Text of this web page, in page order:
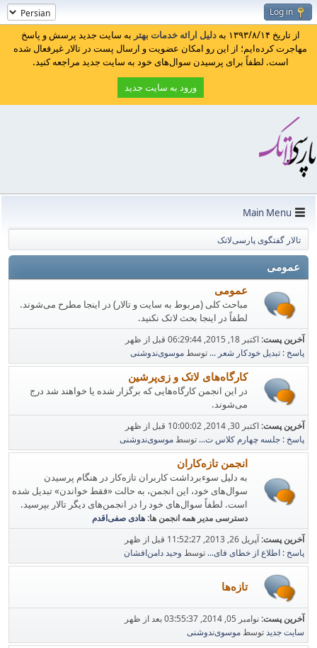
Log in
از تاریخ ۱۳۹۳/۸/۱۴ به دلیل ارائه خدمات بهتر به سایت جدید پرسش و پاسخ
مهاجرت کرده‌ایم؛ از این رو امکان عضویت و ارسال پست در تالار غیرفعال شده
است. لطفاً برای پرسیدن سوال‌های خود به سایت جدید مراجعه کنید.
ورود به سایت جدید
Main Menu
تالار گفتگوی پارسی‌لاتک
عمومی
عمومی
مباحث کلی (مربوط به سایت و تالار) در اینجا مطرح می‌شوند.
لطفاً در اینجا بحث لاتک نکنید.
آخرین پست:اکتبر 18, 2015, 06:29:44 قبل از ظهر
پاسخ : تبدیل خودکار شعر ... توسطموسوی‌ندوشنی
کارگاه‌های لاتک و زی‌پرشین
در این انجمن کارگاه‌هایی که برگزار شده یا خواهند شد درج
می‌شوند.
آخرین پست:اکتبر 30, 2014, 10:00:02 قبل از ظهر
پاسخ : جلسه چهارم کلاس ت... توسطموسوی‌ندوشنی
انجمن تازه‌کاران
به دلیل سوء‌برداشت کاربران تازه‌کار در هنگام پرسیدن
سوال‌های خود، این انجمن، به حالت «فقط خواندن» تبدیل شده
است. لطفاً سوال‌های خود را در انجمن‌های دیگر تالار بپرسید.
دسترسی مدیر همه انجمن ها:هادی صفی‌اقدم
آخرین پست:آپریل 26, 2013, 11:52:27 قبل از ظهر
پاسخ : اطلاع از خطای فای... توسط وحید دامن‌افشان
تازه‌ها
آخرین پست:نوامبر 05, 2014, 03:55:37 بعد از ظهر
سایت جدیدتوسطموسوی‌ندوشنی